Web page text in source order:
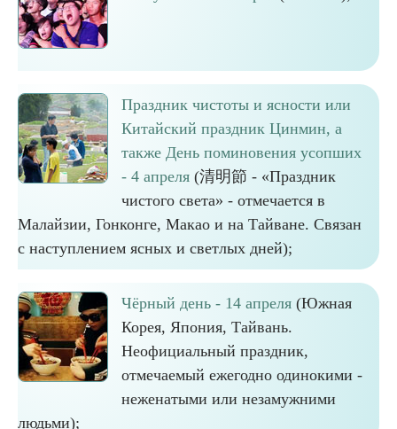
Праздник чистоты и ясности или
Китайский праздник Цинмин, а
также День поминовения усопших
- 4 апреля (清明節 - «Праздник
чистого света» - отмечается в
Малайзии, Гонконге, Макао и на Тайване. Связан
с наступлением ясных и светлых дней);
Чёрный день - 14 апреля (Южная
Корея, Япония, Тайвань.
Неофициальный праздник,
отмечаемый ежегодно одинокими -
неженатыми или незамужними
людьми);